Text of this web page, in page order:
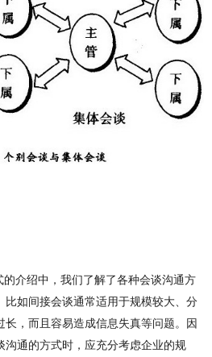
介绍中，我们了解了各种会谈沟通方
比如间接会谈通常适用于规模较大、分
，而且容易造成信息失真等问题。因
沟通的方式时，应充分考虑企业的规